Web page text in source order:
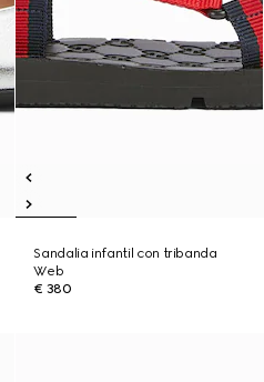
Sandalia infantil con tribanda
Web
€ 380